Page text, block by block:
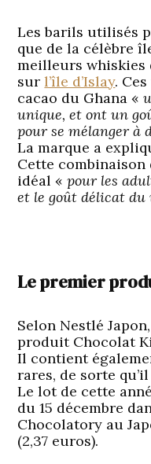
Les barils utilisés
que de la célèbre
meilleurs whiskies
surl’île d’Islay.
cacao du Ghana «
unique, et ont un
pour se mélanger à
La marque a
Cette
idéal «pour les
et le goût délicat du
Le premier
Selon Nestlé
produit Chocolat
Il contient
rares, de sorte
Le lot de cette
du 15 décembre
Chocolatory au
(2,37 euros).